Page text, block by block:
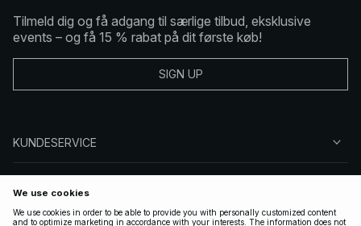
Tilmeld dig og få adgang til særlige tilbud, eksklusive
events – og få 15 % rabat på dit første køb!
SIGN UP
KUNDESERVICE
FØLG OS